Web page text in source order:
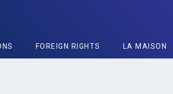
FOREIGN RIGHTS LA MAISON